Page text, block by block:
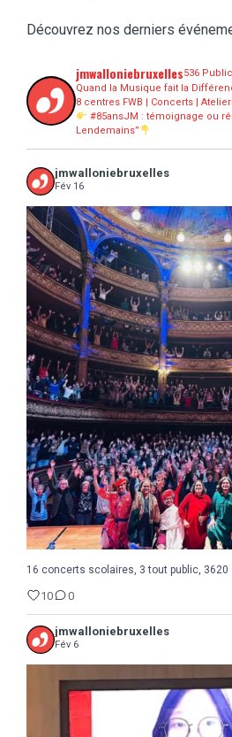
Découvrez nos derniers
jmwalloniebruxelles536
Quand la Musique fait la
8 centres FWB | Concerts |
#85ansJM : témoignage ou
Lendemains”
jmwalloniebruxelles
Fév 16
16 concerts scolaires, 3
10 0
16 concerts scolaires, 3 tout public, 3620
10 0
jmwalloniebruxelles
Fév 6